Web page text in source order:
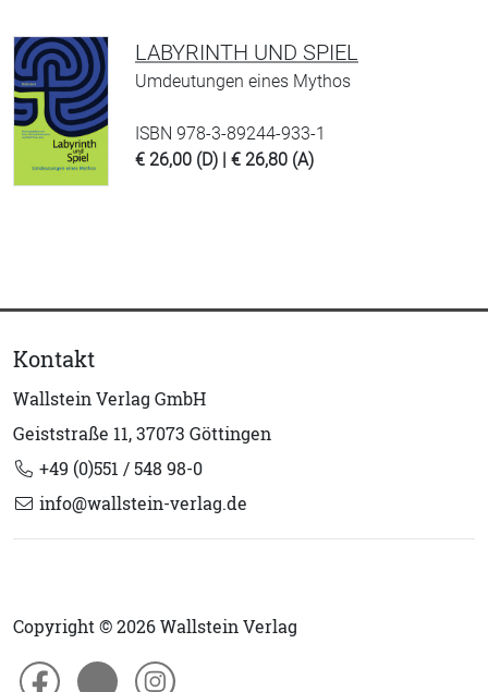
LABYRINTH UND SPIEL
Umdeutungen eines Mythos
ISBN 978-3-89244-933-1
€ 26,00 (D) | € 26,80 (A)
Kontakt
Wallstein Verlag GmbH
Geiststraße 11, 37073 Göttingen
+49 (0)551 / 548 98-0
info@wallstein-verlag.de
Copyright © 2026 Wallstein Verlag